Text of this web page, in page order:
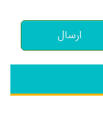
ارسال